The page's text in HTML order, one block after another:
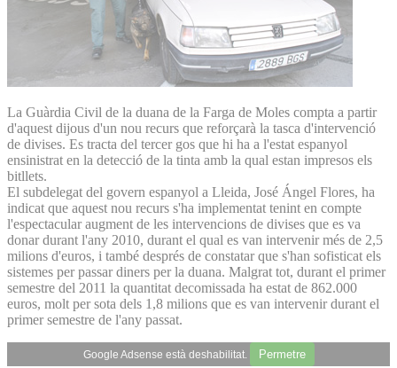
La Guàrdia Civil de la duana de la Farga de Moles compta a partir
d'aquest dijous d'un nou recurs que reforçarà la tasca d'intervenció
de divises. Es tracta del tercer gos que hi ha a l'estat espanyol
ensinistrat en la detecció de la tinta amb la qual estan impresos els
bitllets.
El subdelegat del govern espanyol a Lleida, José Ángel Flores, ha
indicat que aquest nou recurs s'ha implementat tenint en compte
l'espectacular augment de les intervencions de divises que es va
donar durant l'any 2010, durant el qual es van intervenir més de 2,5
milions d'euros, i també després de constatar que s'han sofisticat els
sistemes per passar diners per la duana. Malgrat tot, durant el primer
semestre del 2011 la quantitat decomissada ha estat de 862.000
euros, molt per sota dels 1,8 milions que es van intervenir durant el
primer semestre de l'any passat.
Google Adsense està deshabilitat. Permetre